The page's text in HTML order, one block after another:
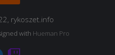
rykoszet.info
with Hueman Pro